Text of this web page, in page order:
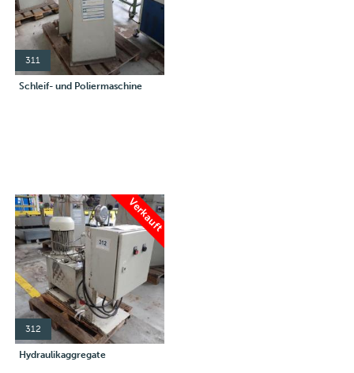
311
Schleif- und Poliermaschine
Verkauft
312
Hydraulikaggregate